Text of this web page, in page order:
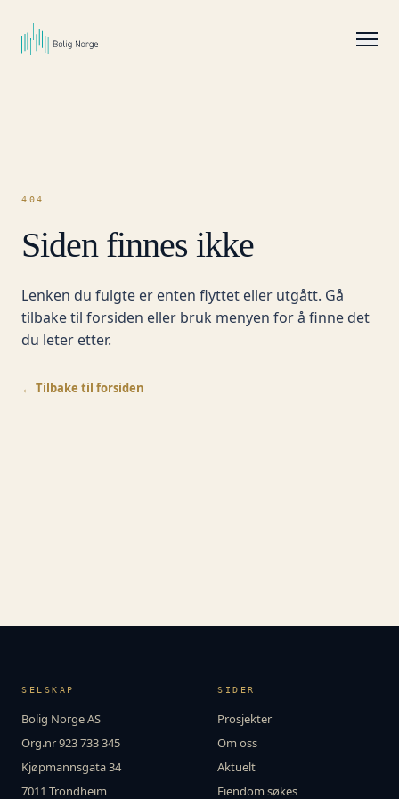
404
Siden finnes ikke
Lenken du fulgte er enten flyttet eller utgått. Gå
tilbake til forsiden eller bruk menyen for å finne det
du leter etter.
← Tilbake til forsiden
SELSKAP
Bolig Norge AS
Org.nr 923 733 345
Kjøpmannsgata 34
7011 Trondheim
SIDER
Prosjekter
Om oss
Aktuelt
Eiendom søkes